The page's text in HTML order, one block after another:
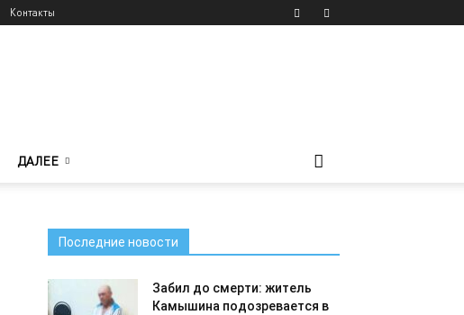
Контакты
ДАЛЕЕ
Последние новости
Забил до смерти: житель
Камышина подозревается в